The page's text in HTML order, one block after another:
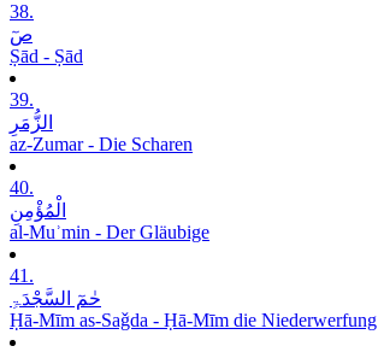
38.
صٓ
Ṣād - Ṣād
39.
الزُّمَرِ
az-Zumar - Die Scharen
40.
الْمُؤْمِنِ
al-Muʾmin - Der Gläubige
41.
حٰمٓ السَّجْدَۃِ
Ḥā-Mīm as-Saǧda - Ḥā-Mīm die Niederwerfung